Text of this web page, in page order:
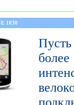
1030